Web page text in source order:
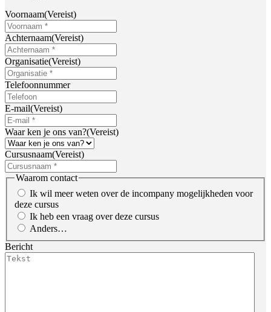
Voornaam(Vereist)
Achternaam(Vereist)
Organisatie(Vereist)
Telefoonnummer
E-mail(Vereist)
Waar ken je ons van?(Vereist)
Cursusnaam(Vereist)
Waarom contact
Ik wil meer weten over de incompany mogelijkheden voor
deze cursus
Ik heb een vraag over deze cursus
Anders…
Bericht